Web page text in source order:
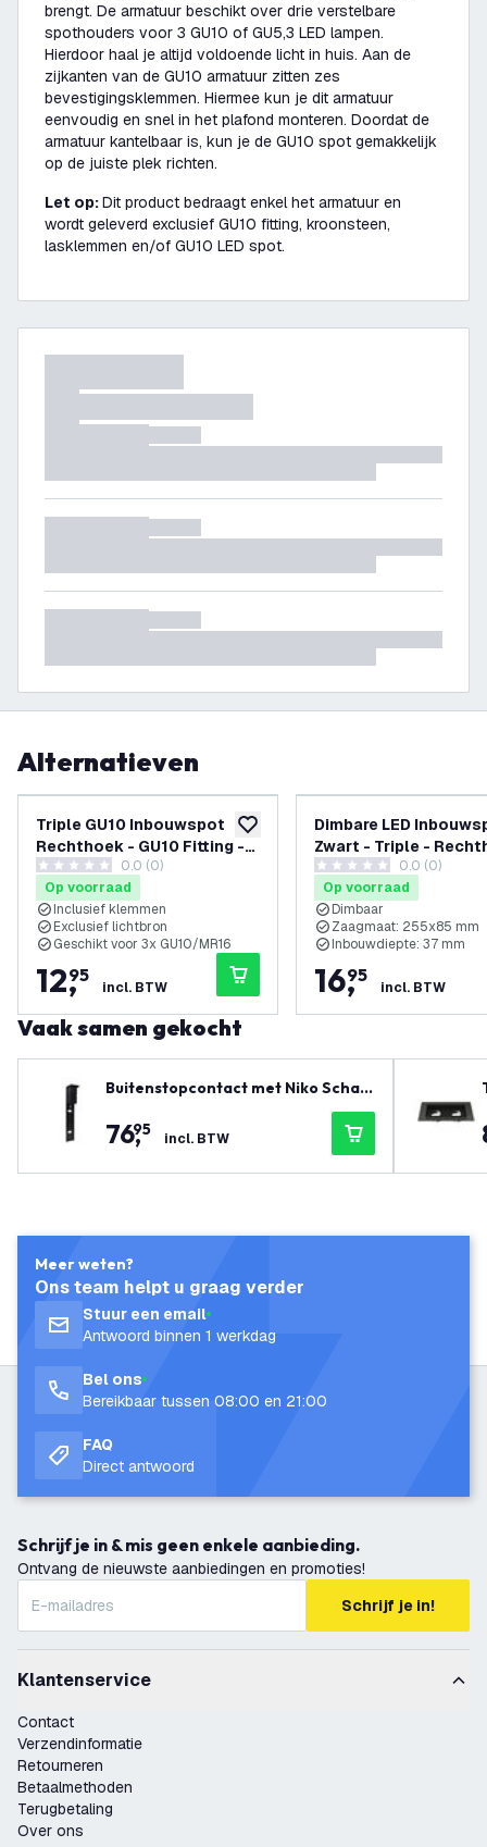
brengt. De armatuur beschikt over drie verstelbare
spothouders voor 3 GU10 of GU5,3 LED lampen.
Hierdoor haal je altijd voldoende licht in huis. Aan de
zijkanten van de GU10 armatuur zitten zes
bevestigingsklemmen. Hiermee kun je dit armatuur
eenvoudig en snel in het plafond monteren. Doordat de
armatuur kantelbaar is, kun je de GU10 spot gemakkelijk
op de juiste plek richten.
Let op:Dit product bedraagt enkel het armatuur en
wordt geleverd exclusief GU10 fitting, kroonsteen,
lasklemmen en/of GU10 LED spot.
Alternatieven
toevoegen aan verlanglijst
Triple GU10 Inbouwspot
Rechthoek - GU10 Fitting -
Wit - 215mm
0 score sterren0.0 (0)
Op voorraad
Inclusief klemmen
Exclusief lichtbron
Geschikt voor 3x GU10/MR16
12,
95
incl. BTW
Dimbare LED
Zwart - Triple -
GU10 Fitting -
0 score sterren0.0 (0)
Op voorraad
Dimbaar
Zaagmaat: 255x85 mm
Inbouwdiepte: 37 mm
16,
95
incl. BTW
Vaak samen gekocht
Buitenstopcontact met Niko Schak
elmateriaal - 2 Stopcontacten - 1
Wartel - IP55 - 65cm
76,
95 incl. BTW
Meer weten?
Ons team helpt u graag verder
Stuur een email
Antwoord binnen 1 werkdag
Bel ons
Bereikbaar tussen 08:00 en 21:00
FAQ
Direct antwoord
Schrijf je in & mis geen enkele aanbieding.
Ontvang de nieuwste aanbiedingen en promoties!
Schrijf je in!
Klantenservice
Contact
Verzendinformatie
Retourneren
Betaalmethoden
Terugbetaling
Over ons